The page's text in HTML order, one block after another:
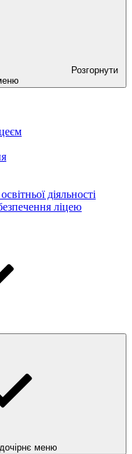
Розгорнути
діяльності
ліцею
меню